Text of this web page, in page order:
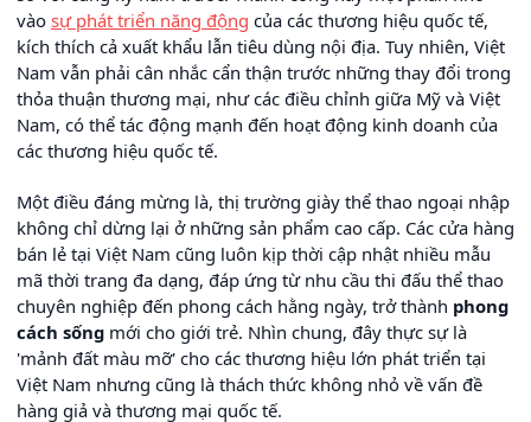
vào sự phát triển năng động của các thương hiệu quốc tế,
kích thích cả xuất khẩu lẫn tiêu dùng nội địa. Tuy nhiên, Việt
Nam vẫn phải cân nhắc cẩn thận trước những thay đổi trong
thỏa thuận thương mại, như các điều chỉnh giữa Mỹ và Việt
Nam, có thể tác động mạnh đến hoạt động kinh doanh của
các thương hiệu quốc tế.
Một điều đáng mừng là, thị trường giày thể thao ngoại nhập
không chỉ dừng lại ở những sản phẩm cao cấp. Các cửa hàng
bán lẻ tại Việt Nam cũng luôn kịp thời cập nhật nhiều mẫu
mã thời trang đa dạng, đáp ứng từ nhu cầu thi đấu thể thao
chuyên nghiệp đến phong cách hằng ngày, trở thành phong
cách sống mới cho giới trẻ. Nhìn chung, đây thực sự là
'mảnh đất màu mỡ' cho các thương hiệu lớn phát triển tại
Việt Nam nhưng cũng là thách thức không nhỏ về vấn đề
hàng giả và thương mại quốc tế.